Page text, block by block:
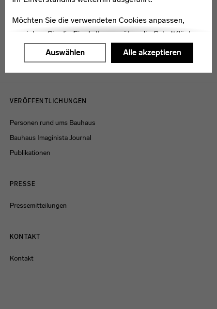
Möchten Sie die verwendeten Cookies anpassen,
erreichen Sie die Einstellungen über die Schaltfläche
"Auswählen".
Auswählen Alle akzeptieren
VERÖFFENTLICHUNGEN
Personen rund ums Bauhaus
Bauhaus Imaginista Journal
Publikationen
PRESSE
Pressemitteilungen
KONTAKT
Kontakt